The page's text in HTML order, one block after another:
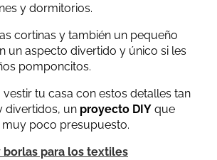
y dormitorios.
cortinas y también un pequeño
un aspecto divertido y único si les
pomponcitos.
vestir tu casa con estos detalles tan
divertidos, un proyecto DIY que
poco presupuesto.